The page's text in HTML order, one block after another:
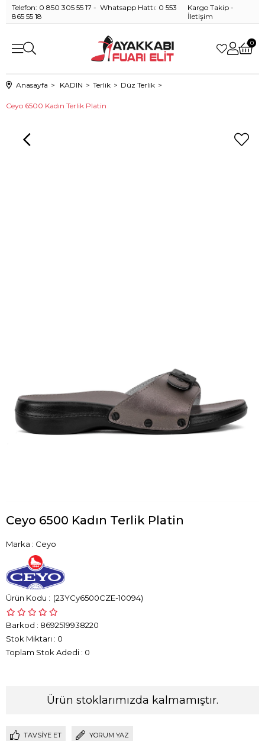
Telefon: 0 850 305 55 17 - Whatsapp Hattı: 0 553
865 55 18
Kargo Takip -
İletişim
0
Anasayfa KADIN Terlik Düz Terlik
Ceyo 6500 Kadın Terlik Platin
Ceyo 6500 Kadın Terlik Platin
Marka : Ceyo
(23YCy6500CZE-10094)
Barkod : 8692519938220
Stok Miktarı : 0
Toplam Stok Adedi : 0
Ürün stoklarımızda kalmamıştır.
TAVSIYE ET YORUM YAZ